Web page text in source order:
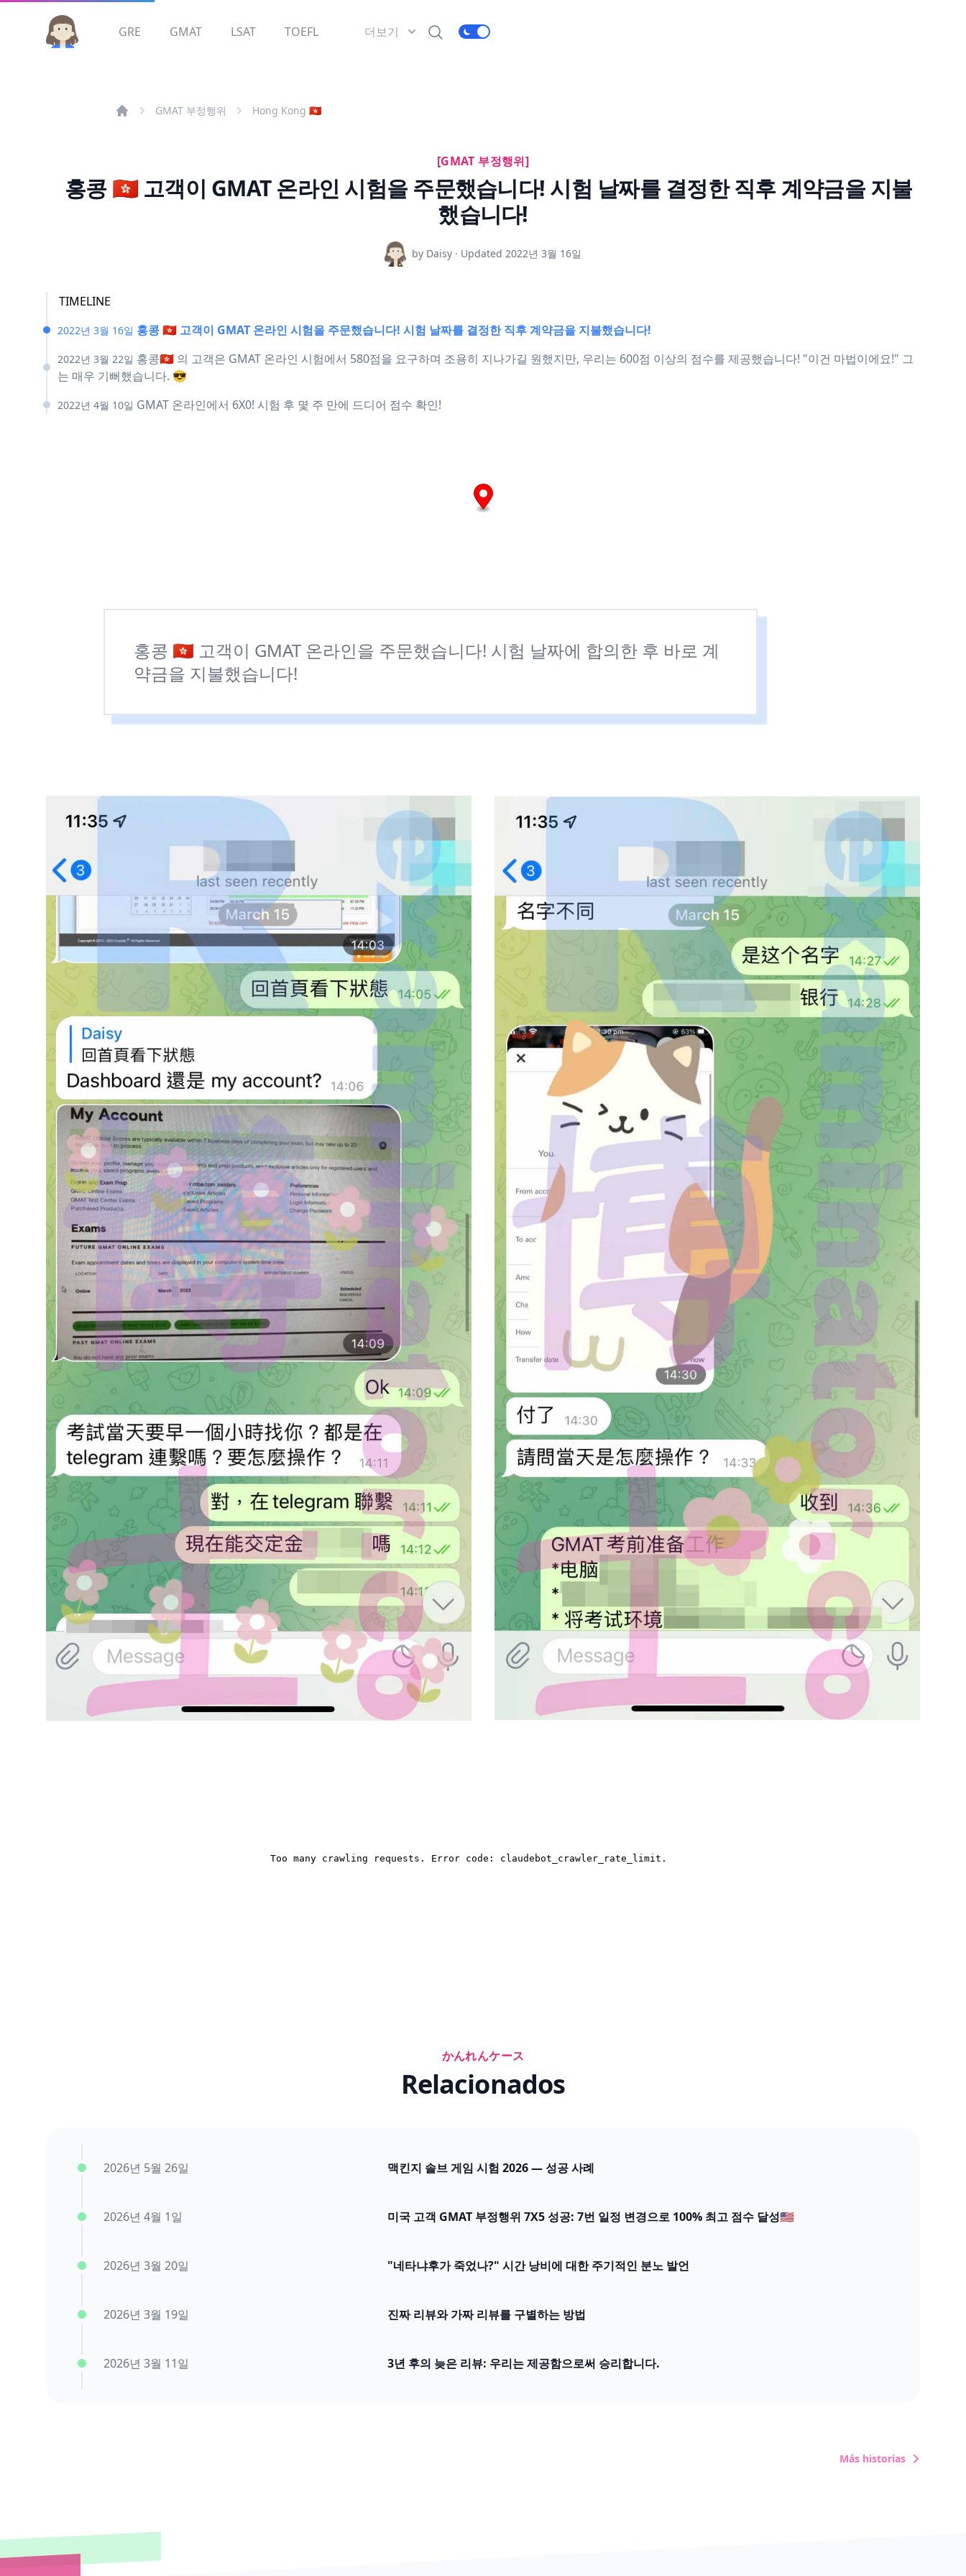
GRE GMAT LSAT TOEFL 더보기
GMAT 부정행위 Hong Kong 🇭🇰
[GMAT 부정행위]
홍콩 🇭🇰 고객이 GMAT 온라인 시험을 주문했습니다! 시험 날짜를 결정한 직후 계약금을 지불
했습니다!
by Daisy · Updated 2022년 3월 16일
TIMELINE
2022년 3월 16일 홍콩 🇭🇰 고객이 GMAT 온라인 시험을 주문했습니다! 시험 날짜를 결정한 직후 계약금을 지불했습니다!
2022년 3월 22일 홍콩🇭🇰 의 고객은 GMAT 온라인 시험에서 580점을 요구하며 조용히 지나가길 원했지만, 우리는 600점 이상의 점수를 제공했습니다! "이건 마법이에요!" 그
는 매우 기뻐했습니다. 😎
2022년 4월 10일 GMAT 온라인에서 6X0! 시험 후 몇 주 만에 드디어 점수 확인!
홍콩 🇭🇰 고객이 GMAT 온라인을 주문했습니다! 시험 날짜에 합의한 후 바로 계
약금을 지불했습니다!
かんれんケース
Relacionados
맥킨지 솔브 게임 시험 2026 — 성공 사례
2026년 5월 26일
미국 고객 GMAT 부정행위 7X5 성공: 7번 일정 변경으로 100% 최고 점수 달성🇺🇸
2026년 4월 1일
"네타냐후가 죽었나?" 시간 낭비에 대한 주기적인 분노 발언
2026년 3월 20일
진짜 리뷰와 가짜 리뷰를 구별하는 방법
2026년 3월 19일
3년 후의 늦은 리뷰: 우리는 제공함으로써 승리합니다.
2026년 3월 11일
Más historias